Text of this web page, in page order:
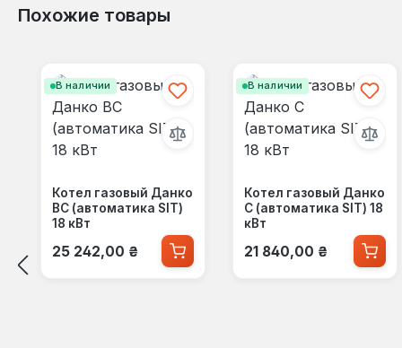
Похожие товары
В наличии
Котел газовый Данко
ВС (автоматика SIT)
18 кВт
Обычная цена:
25 242,00 ₴
В наличии
Котел газовый Данко
С (автоматика SIT) 18
кВт
Обычная цена:
21 840,00 ₴